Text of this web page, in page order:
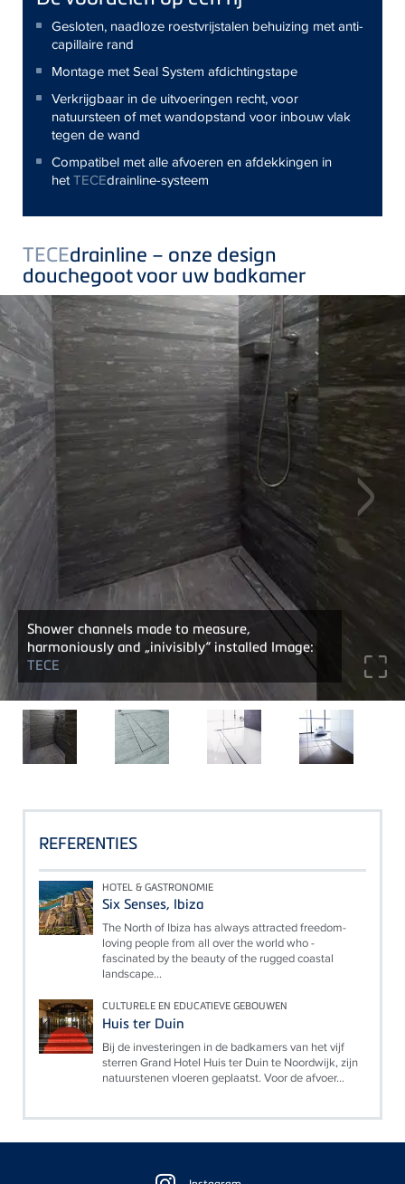
Gesloten, naadloze roestvrijstalen behuizing met anti-
capillaire rand
Montage met Seal System afdichtingstape
Verkrijgbaar in de uitvoeringen recht, voor
natuursteen of met wandopstand voor inbouw vlak
tegen de wand
Compatibel met alle afvoeren en afdekkingen in
hetTECEdrainline-systeem
TECEdrainline – onze design
douchegoot voor uw badkamer
Shower channels made to measure,
harmoniously and „inivisibly“ installed Image:
TECE
REFERENTIES
HOTEL & GASTRONOMIE
Six Senses, Ibiza
The North of Ibiza has always attracted freedom-
loving people from all over the world who -
fascinated by the beauty of the rugged coastal
landscape...
CULTURELE EN EDUCATIEVE GEBOUWEN
Huis ter Duin
Bij de investeringen in de badkamers van het vijf
sterren Grand Hotel Huis ter Duin te Noordwijk, zijn
natuurstenen vloeren geplaatst. Voor de afvoer...